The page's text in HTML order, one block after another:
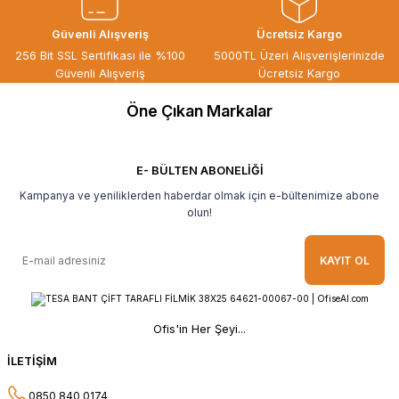
ÖZGÜR DOĞAN | 15/06/2026
Kaliteli ürün, güvenli alışveriş ve
teşekkür ederim.
hediye ile geldi Teşekkür ederim Tavsiye
Ahmet Yılmaz | 29/04/2026
paketlenmiş, sorunsuz teslim aldım,
O... A... | 10/02/2026
Güvenli Alışveriş
256 Bit SSL Sertifikası ile %100
Güvenli Alışveriş
Ücretsiz Kargo
5000TL Üzeri Alışverişlerinizde
Ücretsiz Kargo
Öne Çıkan Markalar
E- BÜLTEN ABONELİĞİ
Kampanya ve yeniliklerden haberdar olmak için e-bültenimize abone
olun!
KAYIT OL
Ofis'in Her Şeyi...
İLETİŞİM
0850 840 0174